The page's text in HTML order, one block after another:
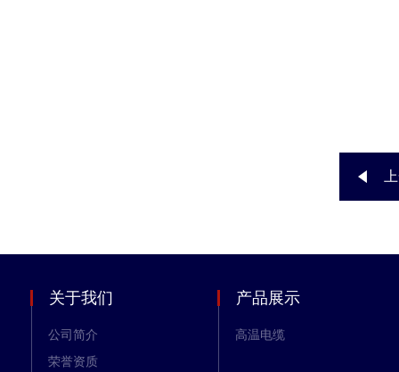
关于我们
公司简介
荣誉资质
产品展示
高温电缆